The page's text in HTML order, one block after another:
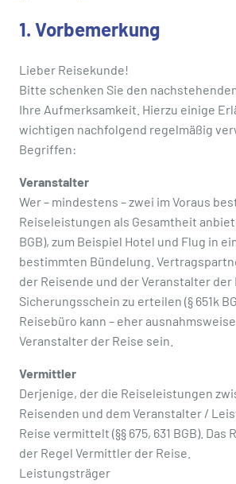
1. Vorbemerkung
Lieber Reisekunde!
Bitte schenken Sie den
Ihre Aufmerksamkeit. Hierzu einige
wichtigen nachfolgend regelmäßig
Begriffen:
Veranstalter
Wer – mindestens – zwei im Voraus
Reiseleistungen als Gesamtheit
BGB), zum Beispiel Hotel und Flug in
bestimmten Bündelung.
der Reisende und der Veranstalter der
Sicherungsschein zu erteilen (§ 651k
Reisebüro kann – eher
Veranstalter der Reise sein.
Vermittler
Derjenige, der die Reiseleistungen
Reisenden und dem Veranstalter /
Reise vermittelt (§§ 675, 631 BGB). Das
der Regel Vermittler der Reise.
Leistungsträger